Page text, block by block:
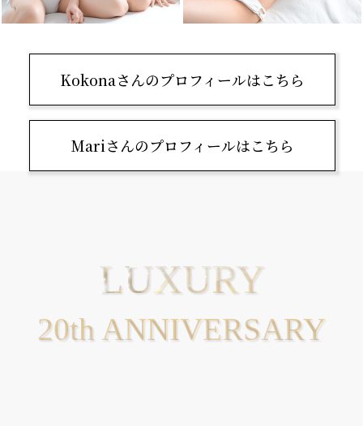
Kokonaさんのプロフィールはこちら
Mariさんのプロフィールはこちら
LUXURY
20th ANNIVERSARY